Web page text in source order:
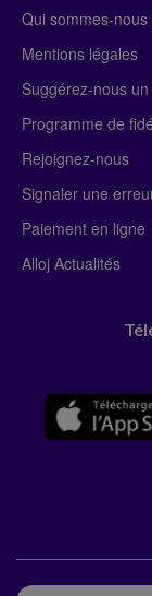
Qui sommes-nous
Mentions légales
Suggérez-nous
Programme de
Rejoignez-nous
Signaler une
Paiement en ligne
Alloj Actualités